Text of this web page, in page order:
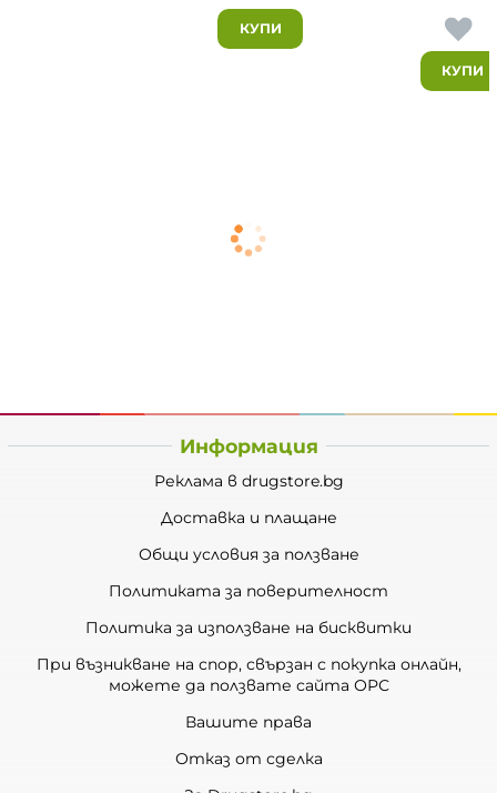
КУПИ
КУПИ
Информация
Реклама в drugstore.bg
Доставка и плащане
Общи условия за ползване
Политиката за поверителност
Политика за използване на бисквитки
При възникване на спор, свързан с покупка онлайн,
можете да ползвате сайта ОРС
Вашите права
Отказ от сделка